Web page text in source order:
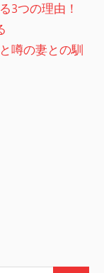
3つの理由！
噂の妻との馴